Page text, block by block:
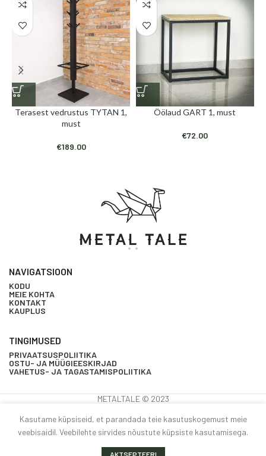
Terasest vedrustus TYTAN 1,
must
€189.00
Öölaud GART 1, must
€72.00
NAVIGATSIOON
KODU
MEIE KOHTA
KONTAKT
KAUPLUS
TINGIMUSED
PRIVAATSUSPOLIITIKA
OSTU- JA MÜÜGIEESKIRJAD
VAHETUS- JA TAGASTAMISPOLIITIKA
METALTALE © 2023
Kasutame küpsiseid, et parandada teie kasutuskogemust meie
veebisaidil. Veebilehte sirvides nõustute küpsiste kasutamisega.
AKTSEPTEERI
Tööstuslikus
1
laos
LISA KORVI
Alternative:
0